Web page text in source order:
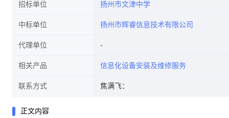
招标单位 扬州市文津中学
中标单位 扬州市辉睿信息技术有限公司
代理单位
相关产品 信息化设备安装及维修服务
联系方式 焦满飞：
正文内容